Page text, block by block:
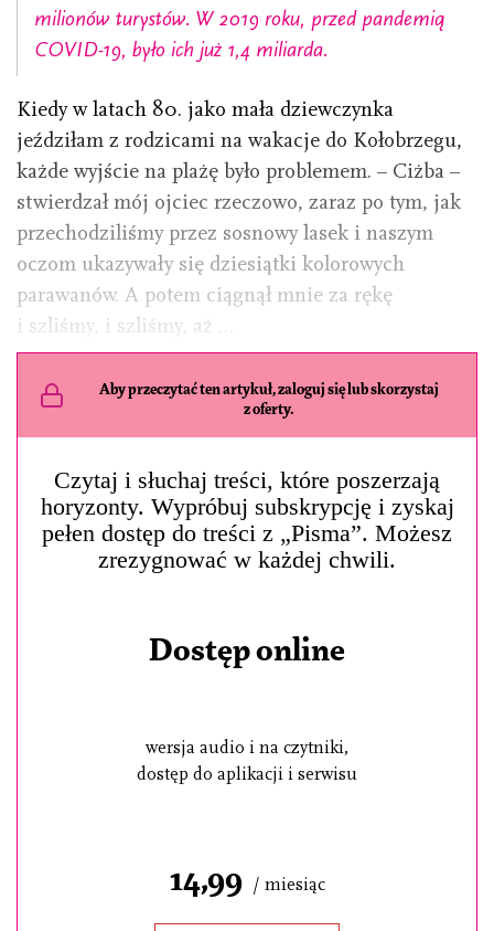
milionów turystów. W 2019 roku, przed pandemią
COVID-19, było ich już 1,4 miliarda.
Kiedy w latach 80. jako mała dziewczynka
jeździłam z rodzicami na wakacje do Kołobrzegu,
każde wyjście na plażę było problemem. – Ciżba –
stwierdzał mój ojciec rzeczowo, zaraz po tym, jak
przechodziliśmy przez sosnowy lasek i naszym
oczom ukazywały się dziesiątki kolorowych
parawanów. A potem ciągnął mnie za rękę
i szliśmy, i szliśmy, aż …
Aby przeczytać ten artykuł, zaloguj się lub skorzystaj
z oferty.
Czytaj i słuchaj treści, które poszerzają
horyzonty. Wypróbuj subskrypcję i zyskaj
pełen dostęp do treści z „Pisma”. Możesz
zrezygnować w każdej chwili.
Dostęp online
wersja audio i na czytniki,
dostęp do aplikacji i serwisu
14,99 / miesiąc